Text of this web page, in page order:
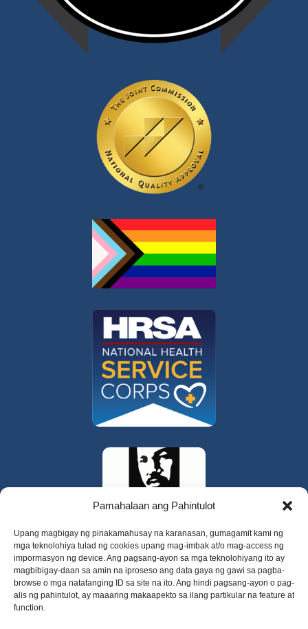
Pamahalaan ang Pahintulot
Upang magbigay ng pinakamahusay na karanasan, gumagamit kami ng
mga teknolohiya tulad ng cookies upang mag-imbak at/o mag-access ng
impormasyon ng device. Ang pagsang-ayon sa mga teknolohiyang ito ay
magbibigay-daan sa amin na iproseso ang data gaya ng gawi sa pagba-
browse o mga natatanging ID sa site na ito. Ang hindi pagsang-ayon o pag-
alis ng pahintulot, ay maaaring makaapekto sa ilang partikular na feature at
function.